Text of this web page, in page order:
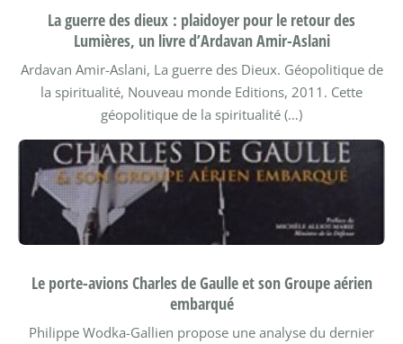
La guerre des dieux : plaidoyer pour le retour des
Lumières, un livre d’Ardavan Amir-Aslani
Ardavan Amir-Aslani, La guerre des Dieux. Géopolitique de
la spiritualité, Nouveau monde Editions, 2011. Cette
géopolitique de la spiritualité (…)
Le porte-avions Charles de Gaulle et son Groupe aérien
embarqué
Philippe Wodka-Gallien propose une analyse du dernier